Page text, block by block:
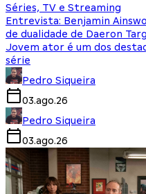
Séries, TV e Streaming
Entrevista: Benjamin
de dualidade de Daeron
Jovem ator é um dos
série
Pedro Siqueira
03.ago.26
Pedro Siqueira
03.ago.26